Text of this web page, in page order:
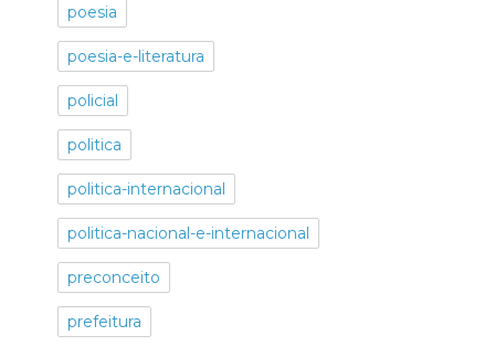
poesia
poesia-e-literatura
policial
politica
politica-internacional
politica-nacional-e-internacional
preconceito
prefeitura